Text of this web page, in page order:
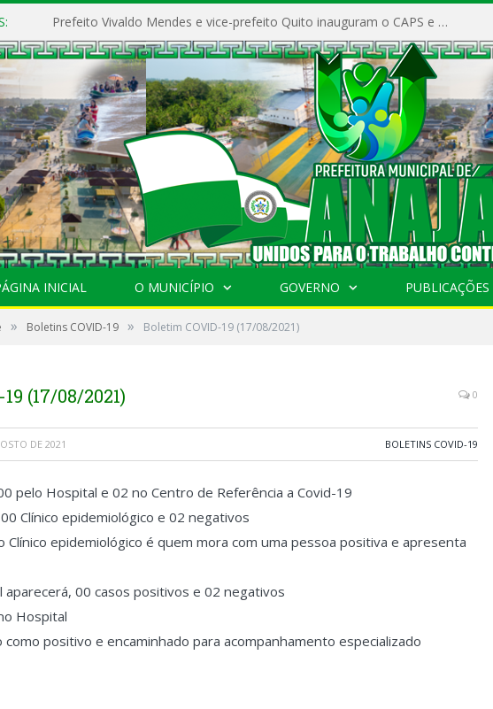
Prefeito Vivaldo Mendes e vice-prefeito Quito inauguram o CAPS e fortalecem a saúde pública em Anajás.
INICIAL O MUNICÍPIO GOVERNO PUBLICAÇÕES
» Boletins COVID-19 » Boletim COVID-19 (17/08/2021)
(17/08/2021) 0
DE 2021 BOLETINS COVID-19
pelo Hospital e 02 no Centro de Referência a Covid-19
Clínico epidemiológico e 02 negativos
Clínico epidemiológico é quem mora com uma pessoa positiva e apresenta
aparecerá, 00 casos positivos e 02 negativos
Hospital
positivo e encaminhado para acompanhamento especializado